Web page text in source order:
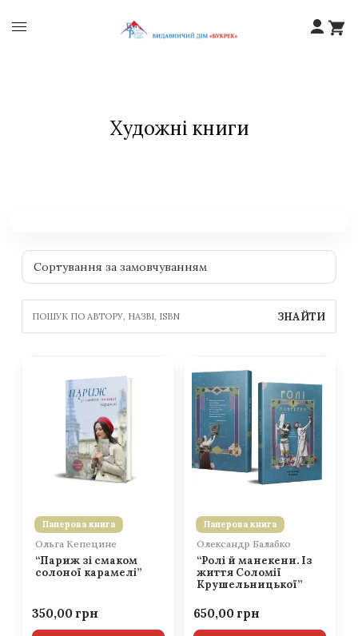
Художні книги
ЗНАЙТИ
Паперова книга
Ольга Кепецине
“Париж зі смаком
солоної карамелі”
350,00
Паперова книга
Олександр Балабко
“Ролі й манекени. Із
життя Соломії
Крушельницької”
650,00